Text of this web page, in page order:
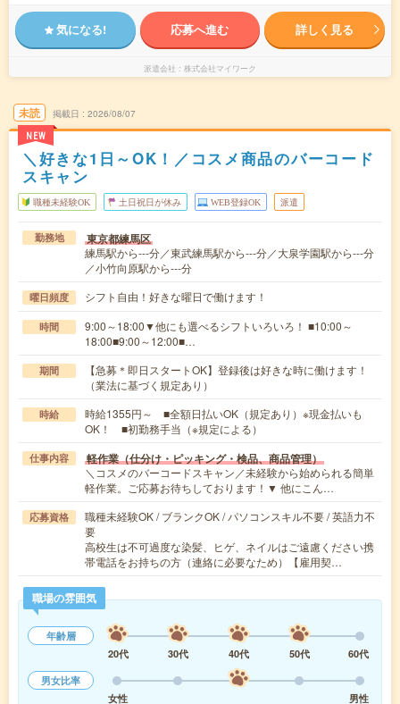
気になる! 応募へ進む 詳しく見る
派遣会社 株式会社マイワーク
未読
NEW
掲載日 2026/08/07
＼好きな1日～OK！／コスメ商品のバーコード
スキャン
職種未経験OK 土日祝日が休み WEB登録OK 派遣
勤務地 東京都練馬区
練馬駅から---分／東武練馬駅から---分／大泉学園駅から---分
／小竹向原駅から---分
曜日頻度 シフト自由！好きな曜日で働けます！
時間
9:00～18:00▼他にも選べるシフトいろいろ！ ■10:00～
18:00■9:00～12:00■…
期間
【急募＊即日スタートOK】登録後は好きな時に働けます！
（業法に基づく規定あり）
時給
時給1355円～ ■全額日払いOK（規定あり）※現金払いも
OK！ ■初勤務手当（※規定による）
仕事内容 軽作業（仕分け・ピッキング・検品、商品管理）
＼コスメのバーコードスキャン／未経験から始められる簡単
軽作業。ご応募お待ちしております！▼ 他にこん…
応募資格
職種未経験OK / ブランクOK / パソコンスキル不要 / 英語力不
要
高校生は不可過度な染髪、ヒゲ、ネイルはご遠慮ください携
帯電話をお持ちの方（連絡に必要なため）【雇用契…
職場の雰囲気
年齢層
20代
30代 40代 50代
60代
男女比率
女性
男性